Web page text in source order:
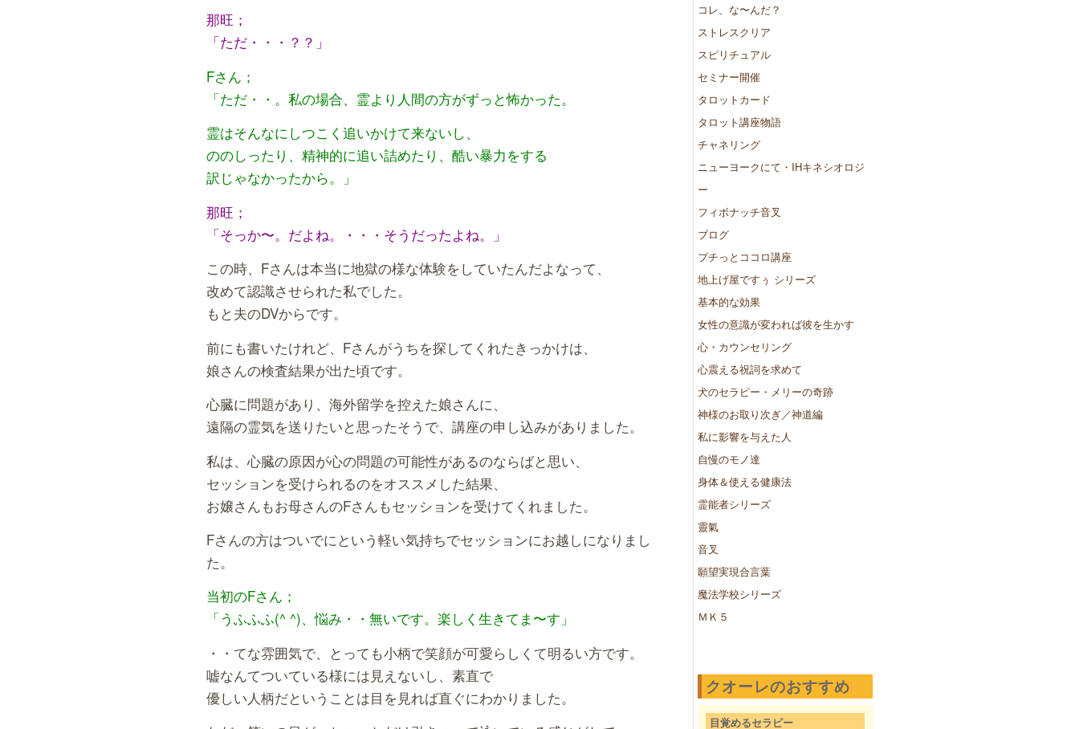
那旺；
「ただ・・・？？」
Fさん；
「ただ・・。私の場合、霊より人間の方がずっと怖かった。
霊はそんなにしつこく追いかけて来ないし、
ののしったり、精神的に追い詰めたり、酷い暴力をする
訳じゃなかったから。」
那旺；
「そっか〜。だよね。・・・そうだったよね。」
この時、Fさんは本当に地獄の様な体験をしていたんだよなって、
改めて認識させられた私でした。
もと夫のDVからです。
前にも書いたけれど、Fさんがうちを探してくれたきっかけは、
娘さんの検査結果が出た頃です。
心臓に問題があり、海外留学を控えた娘さんに、
遠隔の霊気を送りたいと思ったそうで、講座の申し込みがありました。
私は、心臓の原因が心の問題の可能性があるのならばと思い、
セッションを受けられるのをオススメした結果、
お嬢さんもお母さんのFさんもセッションを受けてくれました。
Fさんの方はついでにという軽い気持ちでセッションにお越しになりまし
た。
当初のFさん；
「うふふふ(^ ^)、悩み・・無いです。楽しく生きてま〜す」
・・てな雰囲気で、とっても小柄で笑顔が可愛らしくて明るい方です。
嘘なんてついている様には見えないし、素直で
優しい人柄だということは目を見れば直ぐにわかりました。
コレ、な〜んだ？
ストレスクリア
スピリチュアル
セミナー開催
タロットカード
タロット講座物語
チャネリング
ニューヨークにて・IHキネシオロジ
ー
フィボナッチ音叉
ブログ
プチっとココロ講座
地上げ屋ですぅ シリーズ
基本的な効果
女性の意識が変われば彼を生かす
心・カウンセリング
心震える祝詞を求めて
犬のセラピー・メリーの奇跡
神様のお取り次ぎ／神道編
私に影響を与えた人
自慢のモノ達
身体＆使える健康法
霊能者シリーズ
靈氣
音叉
願望実現合言葉
魔法学校シリーズ
ＭＫ５
クオーレのおすすめ
目覚めるセラピー